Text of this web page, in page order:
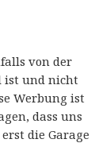
von der
ist und nicht
Werbung ist
dass uns
die Garage